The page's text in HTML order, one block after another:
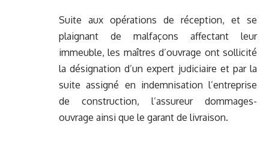
Suite aux opérations de réception, et se
plaignant de malfaçons affectant leur
immeuble, les maîtres d’ouvrage ont sollicité
la désignation d’un expert judiciaire et par la
suite assigné en indemnisation l’entreprise
de construction, l’assureur dommages-
ouvrage ainsi que le garant de livraison.